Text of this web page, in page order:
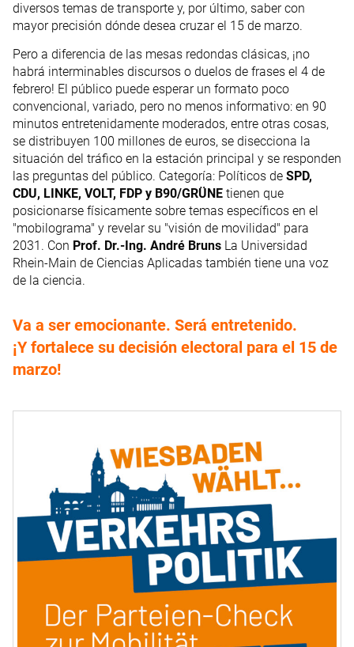
diversos temas de transporte y, por último, saber con
mayor precisión dónde desea cruzar el 15 de marzo.
Pero a diferencia de las mesas redondas clásicas, ¡no
habrá interminables discursos o duelos de frases el 4 de
febrero! El público puede esperar un formato poco
convencional, variado, pero no menos informativo: en 90
minutos entretenidamente moderados, entre otras cosas,
se distribuyen 100 millones de euros, se disecciona la
situación del tráfico en la estación principal y se responden
las preguntas del público. Categoría: Políticos de SPD,
CDU, LINKE, VOLT, FDP y B90/GRÜNE tienen que
posicionarse físicamente sobre temas específicos en el
"mobilograma" y revelar su "visión de movilidad" para
2031. Con Prof. Dr.-Ing. André Bruns La Universidad
Rhein-Main de Ciencias Aplicadas también tiene una voz
de la ciencia.
Va a ser emocionante. Será entretenido.
¡Y fortalece su decisión electoral para el 15 de
marzo!